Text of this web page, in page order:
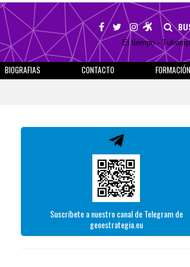
El tiempo -
BIOGRAFIAS CONTACTO
FORMACIÓN
Suscríbete a nuestro canal de Telegram de
geoestrategia.eu